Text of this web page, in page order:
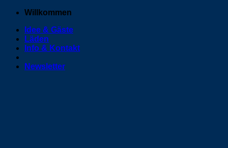
Zum
springen
Willkommen
Idee & Gäste
Läden
Info & Kontakt
Newsletter